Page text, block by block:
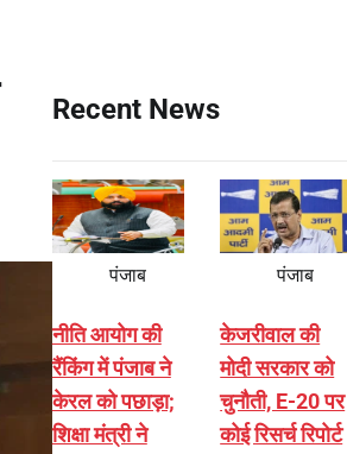
Recent News
पंजाब
नीति आयोग की
रैंकिंग में पंजाब ने
केरल को पछाड़ा;
शिक्षा मंत्री ने
पंजाब
केजरीवाल की
मोदी सरकार को
चुनौती, E-20 पर
कोई रिसर्च रिपोर्ट